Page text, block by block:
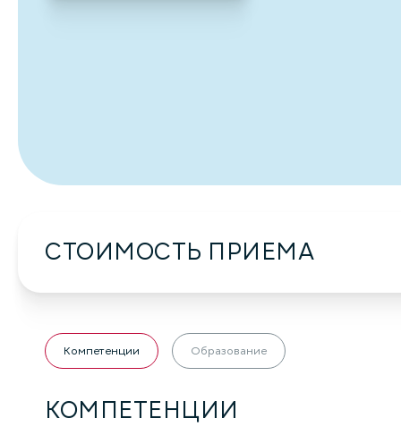
СТОИМОСТЬ ПРИЕМА
Компетенции Образование
КОМПЕТЕНЦИИ